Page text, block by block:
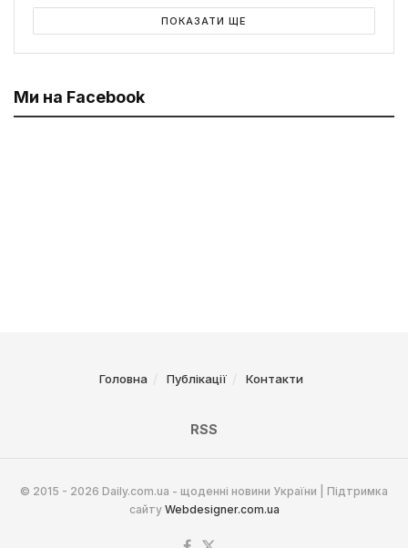
ПОКАЗАТИ ЩЕ
Ми на Facebook
Головна Публікації Контакти
RSS
© 2015 - 2026 Daily.com.ua - щоденні новини України | Підтримка
сайту Webdesigner.com.ua